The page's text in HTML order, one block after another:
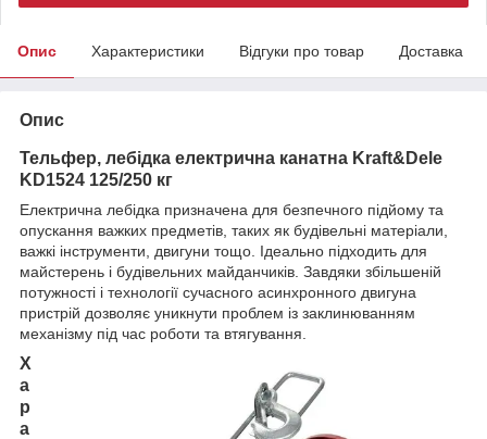
Опис Характеристики Відгуки про товар Доставка
Опис
Тельфер, лебідка електрична канатна Kraft&Dele
KD1524 125/250 кг
Електрична лебідка призначена для безпечного підйому та
опускання важких предметів, таких як будівельні матеріали,
важкі інструменти, двигуни тощо. Ідеально підходить для
майстерень і будівельних майданчиків. Завдяки збільшеній
потужності і технології сучасного асинхронного двигуна
пристрій дозволяє уникнути проблем із заклинюванням
механізму під час роботи та втягування.
Х
а
р
а